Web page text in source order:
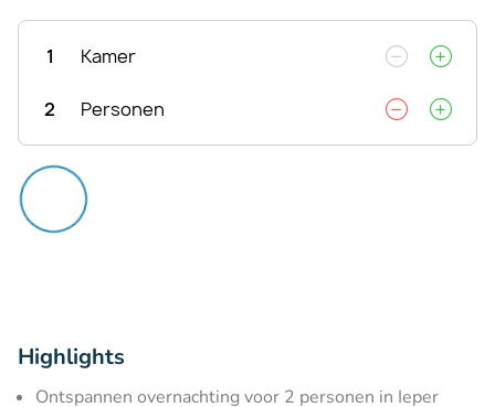
1 Kamer
2 Personen
Highlights
Ontspannen overnachting voor 2 personen in Ieper